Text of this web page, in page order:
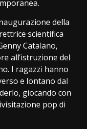
della
scientifica
Catalano,
all’istruzione del
I ragazzi hanno
e lontano dal
giocando con
pop di